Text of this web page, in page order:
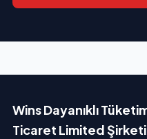
Wins Dayanıklı
Ticaret Limited Şirketi